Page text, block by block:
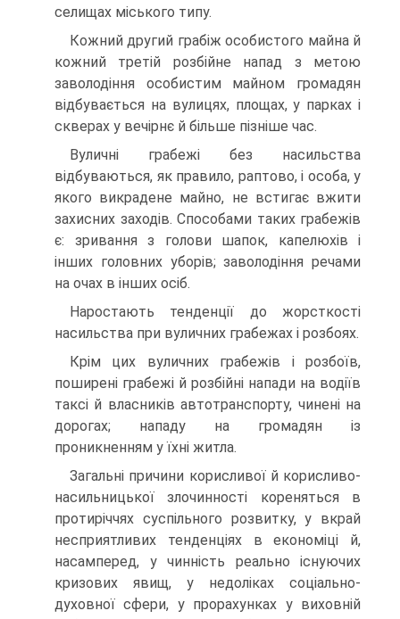
селищах міського типу.
Кожний другий грабіж особистого майна й
кожний третій розбійне напад з метою
заволодіння особистим майном громадян
відбувається на вулицях, площах, у парках і
скверах у вечірнє й більше пізніше час.
Вуличні грабежі без насильства
відбуваються, як правило, раптово, і особа, у
якого викрадене майно, не встигає вжити
захисних заходів. Способами таких грабежів
є: зривання з голови шапок, капелюхів і
інших головних уборів; заволодіння речами
на очах в інших осіб.
Наростають тенденції до жорсткості
насильства при вуличних грабежах і розбоях.
Крім цих вуличних грабежів і розбоїв,
поширені грабежі й розбійні напади на водіїв
таксі й власників автотранспорту, чинені на
дорогах; нападу на громадян із
проникненням у їхні житла.
Загальні причини корисливої й корисливо-
насильницької злочинності кореняться в
протиріччях суспільного розвитку, у вкрай
несприятливих тенденціях в економіці й,
насамперед, у чинність реально існуючих
кризових явищ, у недоліках соціально-
духовної сфери, у прорахунках у виховній